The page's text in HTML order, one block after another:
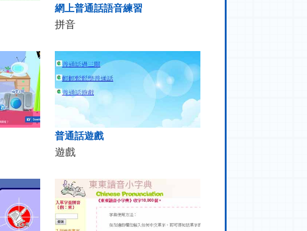
網上普通話語音練習
拼音
普通話遊戲
遊戲